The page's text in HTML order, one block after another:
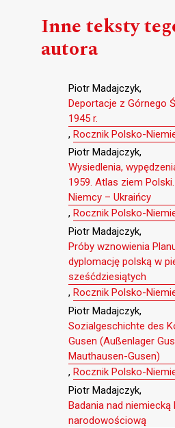
Inne teksty
autora
Piotr Madajczyk,
Deportacje z Górnego
1945 r.
, Rocznik Polsko-
Piotr Madajczyk,
Wysiedlenia,
1959. Atlas ziem
Niemcy – Ukraińcy
, Rocznik Polsko-
Piotr Madajczyk,
Próby wznowienia
dyplomację polską w
sześćdziesiątych
, Rocznik Polsko-
Piotr Madajczyk,
Sozialgeschichte des
Gusen (Außenlager
Mauthausen-Gusen)
, Rocznik Polsko-
Piotr Madajczyk,
Badania nad niemiecką
narodowościową